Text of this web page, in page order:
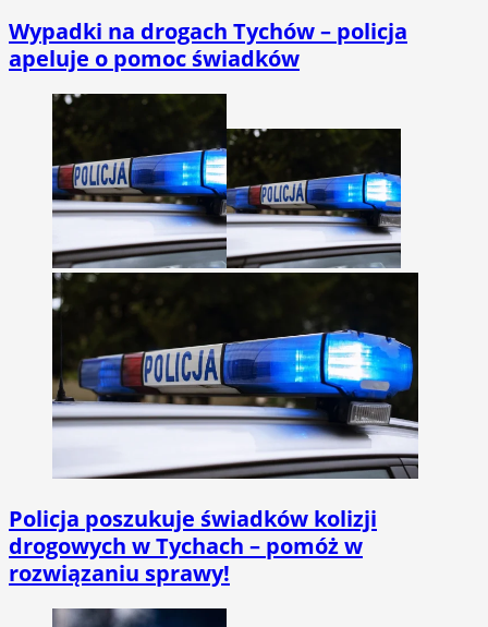
Wypadki na drogach Tychów – policja
apeluje o pomoc świadków
Policja poszukuje świadków kolizji
drogowych w Tychach – pomóż w
rozwiązaniu sprawy!